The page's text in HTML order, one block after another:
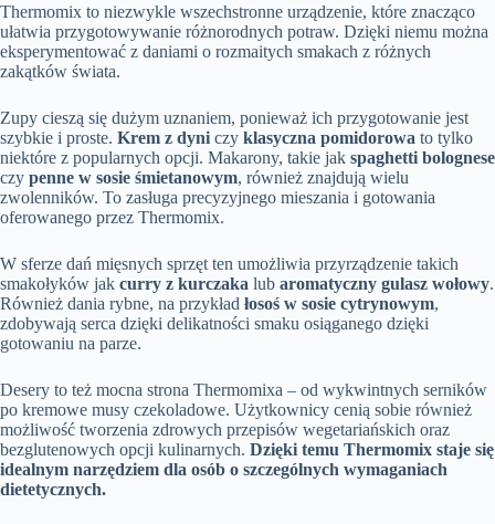
Thermomix to niezwykle wszechstronne urządzenie, które znacząco
ułatwia przygotowywanie różnorodnych potraw. Dzięki niemu można
eksperymentować z daniami o rozmaitych smakach z różnych
zakątków świata.
Zupy cieszą się dużym uznaniem, ponieważ ich przygotowanie jest
szybkie i proste. Krem z dyni czy klasyczna pomidorowa to tylko
niektóre z popularnych opcji. Makarony, takie jak spaghetti bolognese
czy penne w sosie śmietanowym, również znajdują wielu
zwolenników. To zasługa precyzyjnego mieszania i gotowania
oferowanego przez Thermomix.
W sferze dań mięsnych sprzęt ten umożliwia przyrządzenie takich
smakołyków jak curry z kurczaka lub aromatyczny gulasz wołowy.
Również dania rybne, na przykład łosoś w sosie cytrynowym,
zdobywają serca dzięki delikatności smaku osiąganego dzięki
gotowaniu na parze.
Desery to też mocna strona Thermomixa – od wykwintnych serników
po kremowe musy czekoladowe. Użytkownicy cenią sobie również
możliwość tworzenia zdrowych przepisów wegetariańskich oraz
bezglutenowych opcji kulinarnych. Dzięki temu Thermomix staje się
idealnym narzędziem dla osób o szczególnych wymaganiach
dietetycznych.